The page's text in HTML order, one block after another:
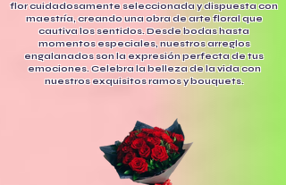
flor cuidadosamente seleccionada y dispuesta con
maestría, creando una obra de arte floral que
cautiva los sentidos. Desde bodas hasta
momentos especiales, nuestros arreglos
engalanados son la expresión perfecta de tus
emociones. Celebra la belleza de la vida con
nuestros exquisitos ramos y bouquets.